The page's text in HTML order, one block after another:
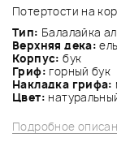
Потертости на
Тип: Балалайка
Верхняя дека: ель
Корпус: бук
Гриф: горный бук
Накладка грифа:
Цвет:
Подробное